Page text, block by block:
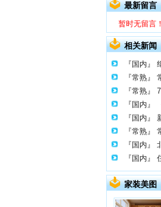
最新留言
暂时无留言！
相关新闻
『国内』
『常熟』
『常熟』
『国内』
『国内』
『常熟』
『国内』
『国内』
家装美图